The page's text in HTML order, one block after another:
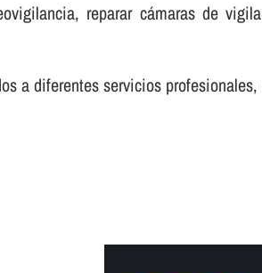
reparar cámaras de
a diferentes servicios